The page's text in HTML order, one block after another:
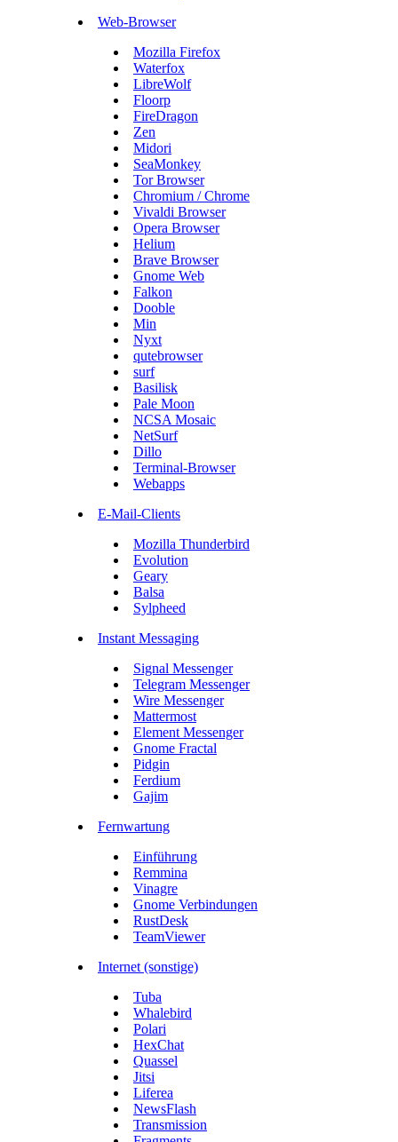
Web-Browser
Mozilla Firefox
Waterfox
LibreWolf
Floorp
FireDragon
Zen
Midori
SeaMonkey
Tor Browser
Chromium / Chrome
Vivaldi Browser
Opera Browser
Helium
Brave Browser
Gnome Web
Falkon
Dooble
Min
Nyxt
qutebrowser
surf
Basilisk
Pale Moon
NCSA Mosaic
NetSurf
Dillo
Terminal-Browser
Webapps
E-Mail-Clients
Mozilla Thunderbird
Evolution
Geary
Balsa
Sylpheed
Instant Messaging
Signal Messenger
Telegram Messenger
Wire Messenger
Mattermost
Element Messenger
Gnome Fractal
Pidgin
Ferdium
Gajim
Fernwartung
Einführung
Remmina
Vinagre
Gnome Verbindungen
RustDesk
TeamViewer
Internet (sonstige)
Tuba
Whalebird
Polari
HexChat
Quassel
Jitsi
Liferea
NewsFlash
Transmission